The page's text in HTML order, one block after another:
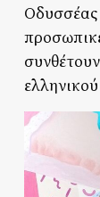
Οδυσσέας